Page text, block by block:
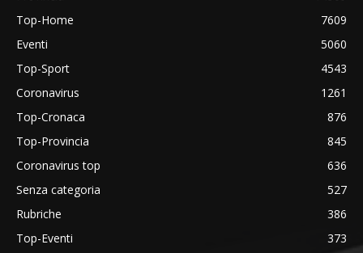
Top-Home
7609
Eventi
5060
Top-Sport
4543
Coronavirus
1261
Top-Cronaca
876
Top-Provincia
845
Coronavirus top
636
Senza categoria
527
Rubriche
386
Top-Eventi
373